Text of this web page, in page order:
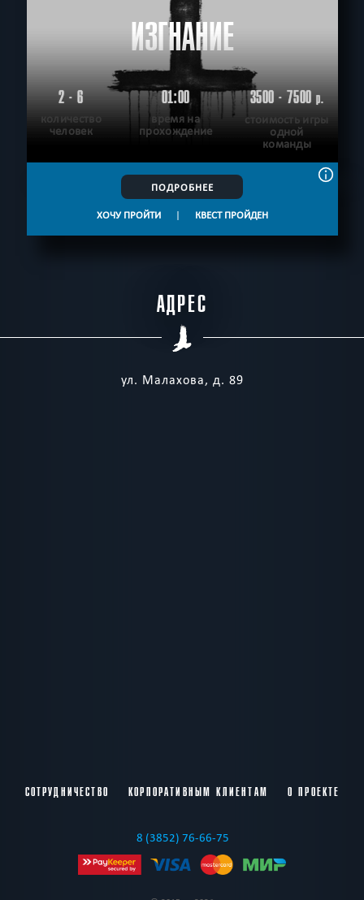
ИЗГНАНИЕ
2 - 6
количество
человек
01:00
время на
прохождение
3500 - 7500р.
стоимость игры
одной
команды
ПОДРОБНЕЕ
ХОЧУ ПРОЙТИ | КВЕСТ ПРОЙДЕН
АДРЕС
ул. Малахова, д. 89
СОТРУДНИЧЕСТВО КОРПОРАТИВНЫМ КЛИЕНТАМ О ПРОЕКТЕ
8 (3852) 76-66-75